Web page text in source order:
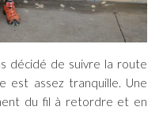
décidé de suivre la route
est assez tranquille. Une
du fil à retordre et en